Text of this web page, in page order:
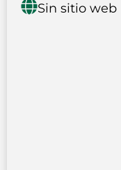
Sin sitio web